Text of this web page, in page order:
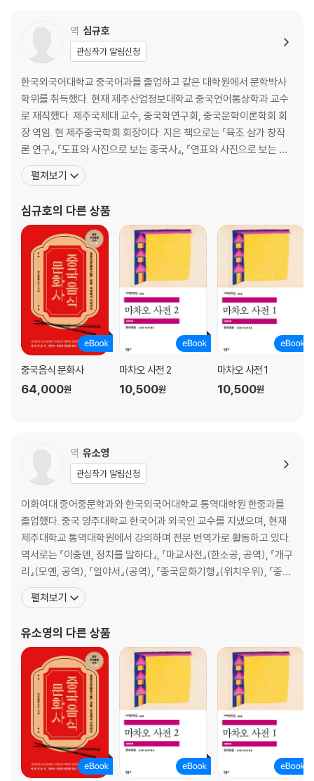
역 심규호
관심작가 알림신청
한국외국어대학교 중국어과를 졸업하고 같은 대학원에서 문학박사
학위를 취득했다. 현재 제주산업정보대학교 중국언어통상학과 교수
로 재직했다. 제주국제대 교수, 중국학연구회, 중국문학이론학회 회
장 역임. 현 제주중국학회 회장이다. 지은 책으로는 『육조 삼가 창작
론 연구』,『도표와 사진으로 보는 중국사』, 『연표와 사진으로 보는 중
국사』, 『한자로 세상 읽기』,『부운재』(수필집) 등이 있으며, 옮긴 책으
로는 『중국사상사-도론』, 『위치우위의 중국문화기행』, 『중국의 마르
편선』(공역), 『일야서』(공역), 『마교사전』(공역
펼쳐보기
심규호의 다른 상품
중국음식 문화사
64,000원
마차오 사전 2
10,500원
마차오 사전 1
10,500원
역 유소영
관심작가 알림신청
이화여대 중어중문학과와 한국외국어대학교 통역대학원 한중과를
졸업했다. 중국 양주대학교 한국어과 외국인 교수를 지냈으며, 현재
제주대학교 통역대학원에서 강의하며 전문 번역가로 활동하고 있다.
역서로는 『이중톈, 정치를 말하다』, 『마교사전』(한소공, 공역), 『개구
리』(모옌, 공역), 『일야서』(공역), 『중국문화기행』(위치우위), 『중화
를 찾아서』(위치우위), 『부활하는 군단』, 『법문사의 불지사리』, 『몸:
욕망과 지혜의 문화사전』(샤오춘레이), 『손자병법의 탄생』(웨난),
은 29가지 비밀』(리나),
펼쳐보기
유소영의 다른 상품